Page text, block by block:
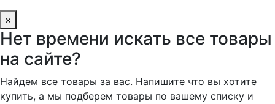
×
Нет времени искать все товары
на сайте?
Найдем все товары за вас. Напишите что вы хотите
купить, а мы подберем товары по вашему списку и